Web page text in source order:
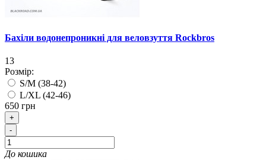
Бахіли водонепроникні для веловзуття Rockbros
13
Розмір:
S/M (38-42)
L/XL (42-46)
650 грн
+
-
До кошика